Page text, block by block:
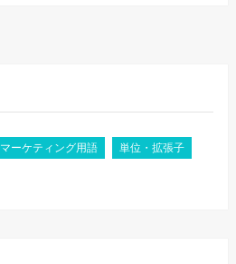
マーケティング用語 単位・拡張子